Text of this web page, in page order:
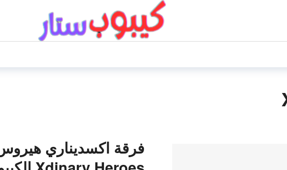
فرقة اكسديناري